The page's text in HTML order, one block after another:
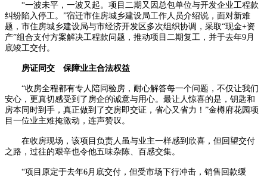
“一波未平，一波又起。项目二期又因总包单位与开发企业工程款
纠纷陷入停工。”宿迁市住房城乡建设局工作人员介绍说，面对新难
题，市住房城乡建设局与市经济开发区多次组织协调，采取“现金+资
产”组合支付方案解决工程款问题，推动项目二期复工，并于去年9月
底竣工交付。
房证同交 保障业主合法权益
“收房全程都有专人陪同验房，耐心解答每一个问题，不仅让我们
安心，更真切感受到了房企的诚意与用心。最让人惊喜的是，钥匙和
房本同时到手，真正做到了交房即交证，省心又省力！”金樽府花园项
目一位业主难掩激动，连声赞叹。
在收房现场，该项目负责人虽与业主一样感到欣喜，但回望交付
之路，过往的艰辛也令他五味杂陈、百感交集。
“项目原定于去年6月底交付，但受市场下行冲击，销售回款缓